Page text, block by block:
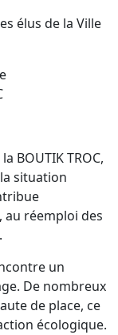
élus de la Ville
BOUTIK TROC,
situation
au réemploi des
un
De nombreux
de place, ce
écologique.